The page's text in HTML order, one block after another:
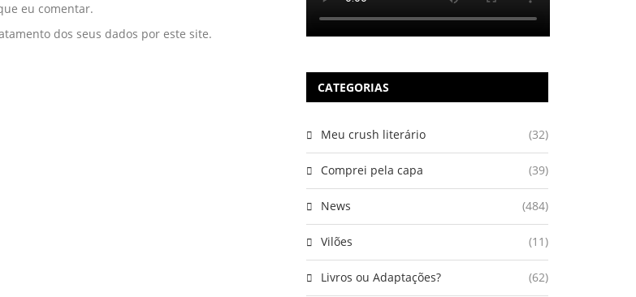
eu comentar.
dos seus dados por este site.
CATEGORIAS
Meu crush literário (32)
Comprei pela capa (39)
News (484)
Vilões (11)
Livros ou Adaptações? (62)